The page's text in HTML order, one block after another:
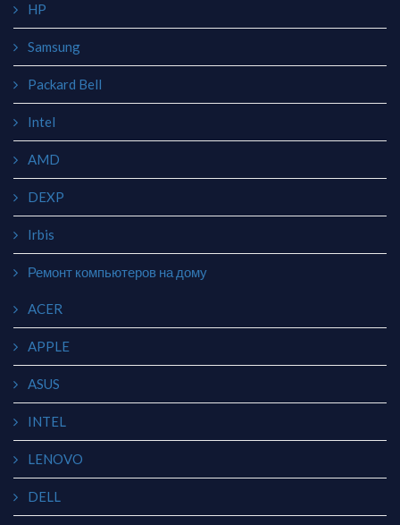
HP
Samsung
Packard Bell
Intel
AMD
DEXP
Irbis
Ремонт компьютеров на дому
ACER
APPLE
ASUS
INTEL
LENOVO
DELL